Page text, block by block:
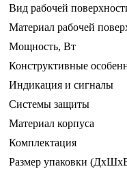
Вид рабочей
Материал рабочей
Мощность, Вт
Конструктивные
Индикация и сигналы
Системы защиты
Материал корпуса
Комплектация
Размер упаковки